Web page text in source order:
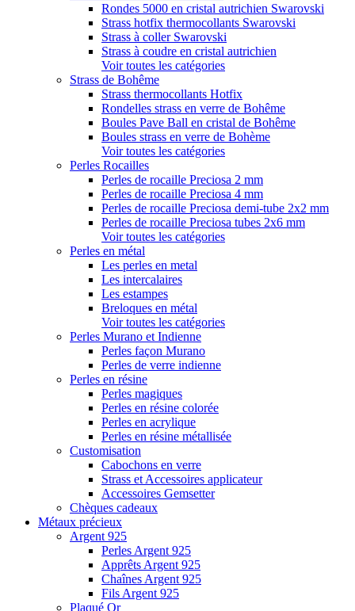
Rondes 5000 en cristal autrichien Swarovski
Strass hotfix thermocollants Swarovski
Strass à coller Swarovski
Strass à coudre en cristal autrichien
Voir toutes les catégories
Strass de Bohême
Strass thermocollants Hotfix
Rondelles strass en verre de Bohême
Boules Pave Ball en cristal de Bohême
Boules strass en verre de Bohème
Voir toutes les catégories
Perles Rocailles
Perles de rocaille Preciosa 2 mm
Perles de rocaille Preciosa 4 mm
Perles de rocaille Preciosa demi-tube 2x2 mm
Perles de rocaille Preciosa tubes 2x6 mm
Voir toutes les catégories
Perles en métal
Les perles en metal
Les intercalaires
Les estampes
Breloques en métal
Voir toutes les catégories
Perles Murano et Indienne
Perles façon Murano
Perles de verre indienne
Perles en résine
Perles magiques
Perles en résine colorée
Perles en acrylique
Perles en résine métallisée
Customisation
Cabochons en verre
Strass et Accessoires applicateur
Accessoires Gemsetter
Chèques cadeaux
Métaux précieux
Argent 925
Perles Argent 925
Apprêts Argent 925
Chaînes Argent 925
Fils Argent 925
Plaqué Or